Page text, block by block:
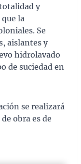
y
la
Se
aislantes y
hidrolavado
de suciedad en
se realizará
obra es de